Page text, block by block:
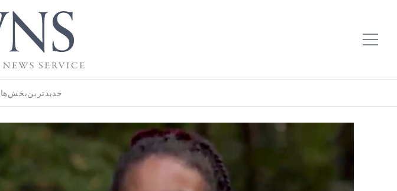
جدیدترینبخش‌ها